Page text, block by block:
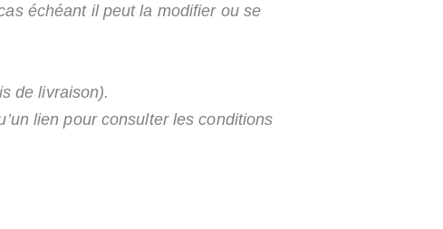
échéant il peut la modifier ou se
de livraison).
lien pour consulter les conditions